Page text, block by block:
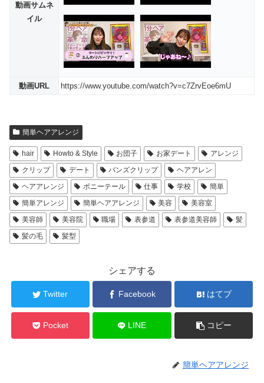
動画サムネ
イル
動画URL https://www.youtube.com/watch?v=c7ZrvEoe6mU
簡単ヘアアレンジ
hair Howto & Style お団子 お家デート
アレンジ
クリップ
デート バンズクリップ
ヘアアレン
ヘアアレンジ
ポニーテール 仕事 学校
簡単
簡単アレンジ
簡単ヘアアレンジ 美容
美容室
美容師
美容院 職場 表参道 表参道美容師
髪
髪の毛
髪型
シェアする
Twitter Facebook はてブ
Pocket LINE コピー
簡単ヘアアレンジ